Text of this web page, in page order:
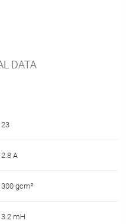
DATA
23
2.8 A
300 gcm²
3.2 mH